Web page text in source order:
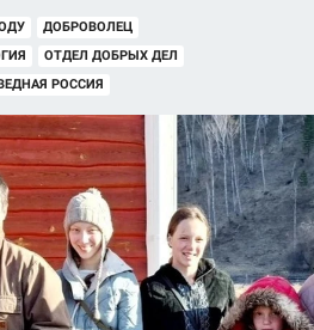
ДОБРОВОЛЕЦ
ОТДЕЛ ДОБРЫХ ДЕЛ
РОССИЯ